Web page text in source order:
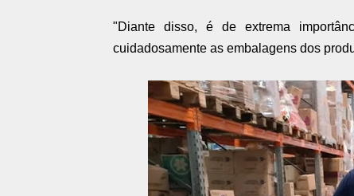
"Diante disso, é de extrema
cuidadosamente as embalagens dos